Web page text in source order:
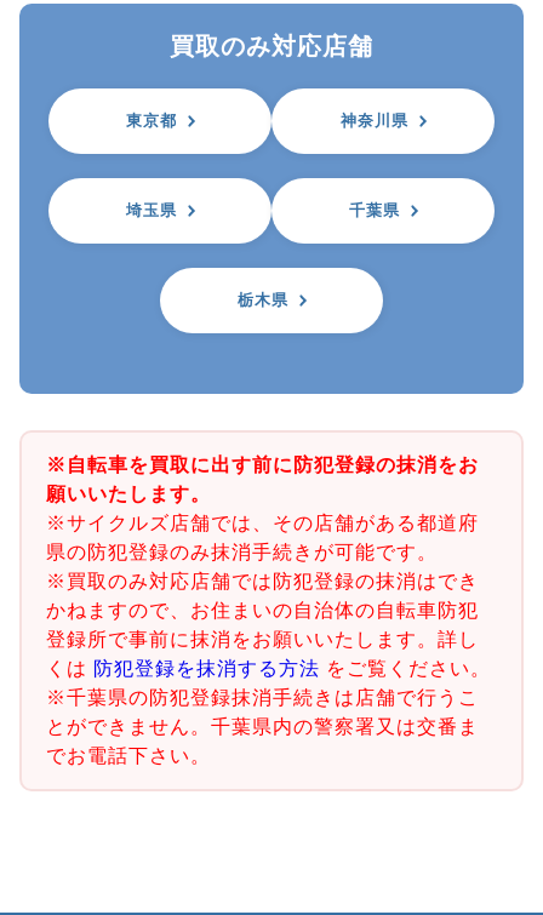
買取のみ対応店舗
東京都 神奈川県
埼玉県 千葉県
栃木県
※自転車を買取に出す前に防犯登録の抹消をお
願いいたします。
※サイクルズ店舗では、その店舗がある都道府
県の防犯登録のみ抹消手続きが可能です。
※買取のみ対応店舗では防犯登録の抹消はでき
かねますので、お住まいの自治体の自転車防犯
登録所で事前に抹消をお願いいたします。詳し
くは 防犯登録を抹消する方法 をご覧ください。
※千葉県の防犯登録抹消手続きは店舗で行うこ
とができません。千葉県内の警察署又は交番ま
でお電話下さい。